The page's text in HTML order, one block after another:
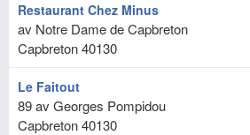
Restaurant Chez Minus
av Notre Dame de Capbreton
Capbreton40130
Le Faitout
89 av Georges Pompidou
Capbreton40130